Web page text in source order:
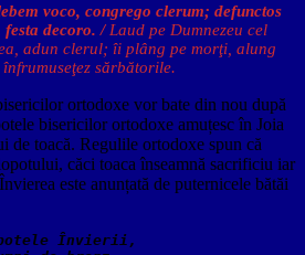
voco, congrego clerum; defunctos
decoro. / Laud pe Dumnezeu cel
adun clerul; îi plâng pe morţi, alung
sărbătorile.
ortodoxe vor bate din nou după
bisericilor ortodoxe amuțesc în Joia
de toacă. Regulile ortodoxe spun că
căci toaca înseamnă sacrificiu iar
este anunțată de puternicele bătăi
Învierii,